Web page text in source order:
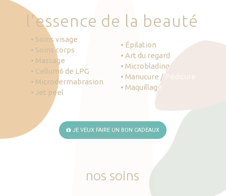
'essence de la beauté
• Soins visage
• Soins corps
• Massage
• Cellum6 de LPG
• Microdermabrasion
• Jet peel
• Épilation
• Art du regard
• Microblading
• Manucure / Pédicure
• Maquillage
JE VEUX FAIRE UN BON CADEAUX
nos soins